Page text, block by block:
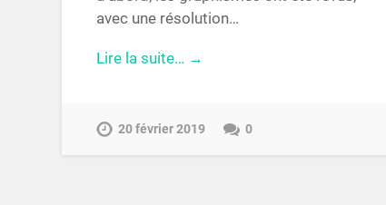
avec une résolution…
Lire la suite… →
20 février 2019 0